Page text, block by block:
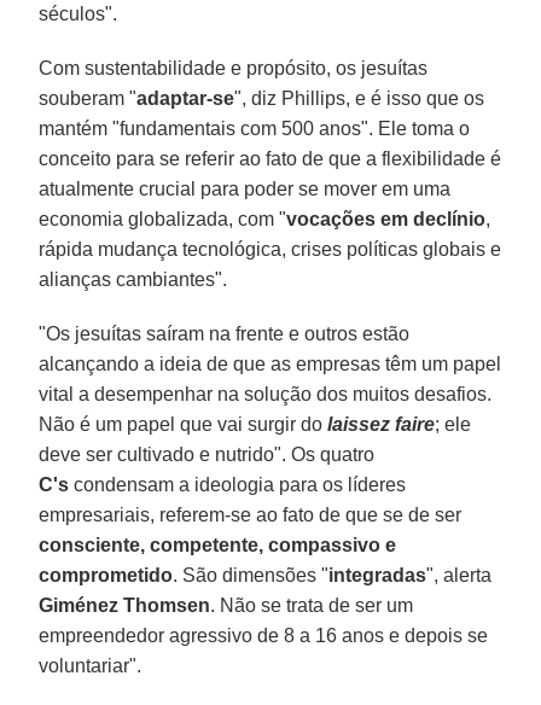
séculos".
Com sustentabilidade e propósito, os jesuítas
souberam "adaptar-se", diz Phillips, e é isso que os
mantém "fundamentais com 500 anos". Ele toma o
conceito para se referir ao fato de que a flexibilidade é
atualmente crucial para poder se mover em uma
economia globalizada, com "vocações em declínio,
rápida mudança tecnológica, crises políticas globais e
alianças cambiantes".
"Os jesuítas saíram na frente e outros estão
alcançando a ideia de que as empresas têm um papel
vital a desempenhar na solução dos muitos desafios.
Não é um papel que vai surgir dolaissez faire; ele
deve ser cultivado e nutrido". Os quatro
C's condensam a ideologia para os líderes
empresariais, referem-se ao fato de que se de ser
consciente, competente, compassivo e
comprometido. São dimensões "integradas", alerta
Giménez Thomsen. Não se trata de ser um
empreendedor agressivo de 8 a 16 anos e depois se
voluntariar".